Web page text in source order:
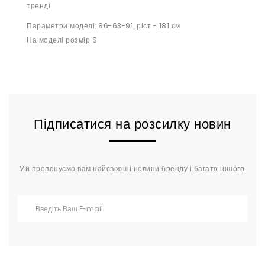
тренді.
Параметри моделі: 86-63-91, ріст - 181 см
На моделі розмір S
Підписатися на розсилку новин
Ми пропонуємо вам найсвіжіші новини бренду і багато іншого.